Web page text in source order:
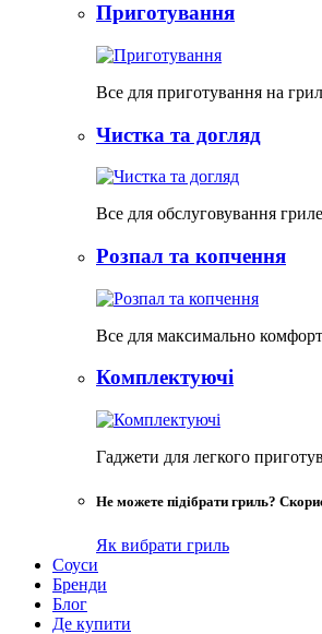
Приготування
Все для приготування на
Чистка та догляд
Все для обслуговування
Розпал та копчення
Все для максимально
Комплектуючі
Гаджети для легкого
Не можете підібрати гриль?
Як вибрати гриль
Соуси
Бренди
Блог
Де купити